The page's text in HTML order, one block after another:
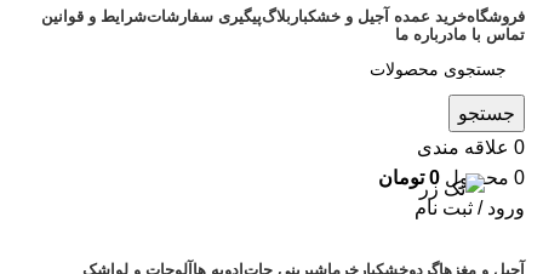
فروشگاهخرید عمده آجیل و خشکبار بلاگپیگیری سفارشاتشرایط و قوانین
تماس با مادرباره ما
جستجو
0 علاقه مندی
0 محصول 0 تومان
ورود / ثبت نام
آجیل و مغزهاگردوخشکبار خرماشیرینی جات ادویه ها آلوجات و لواشک